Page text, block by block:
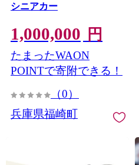
シニアカー
1,000,000 円
たまったWAON
POINTで寄附できる！
（0）
兵庫県福崎町